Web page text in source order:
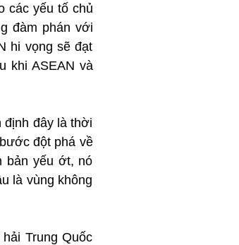
các yếu tố chủ
đàm phán với
hi vọng sẽ đạt
khi ASEAN và
định đây là thời
đột phá về
bản yếu ớt, nó
là vùng không
Trung Quốc